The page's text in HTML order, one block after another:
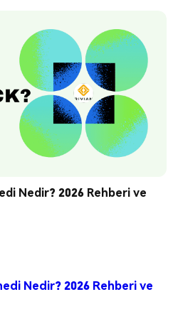
Nedir? 2026 Rehberi ve
Nedir? 2026 Rehberi ve